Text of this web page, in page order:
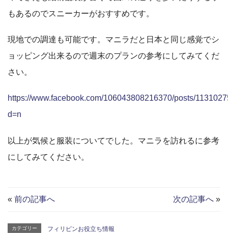
もあるのでスニーカーがおすすめです。
現地での調達も可能です。マニラだと日本と同じ感覚でシ
ョッピング出来るので週末のプランの参考にしてみてくだ
さい。
https://www.facebook.com/106043808216370/posts/
d=n
以上が気候と服装についてでした。マニラを訪れるに参考
にしてみてください。
« 前の記事へ 次の記事へ »
カテゴリー フィリピンお役立ち情報